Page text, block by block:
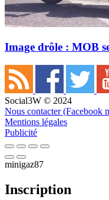
Image drôle : MOB
Social3W © 2024
Nous contacter (Facebook
Mentions légales
Publicité
minigaz87
Inscription